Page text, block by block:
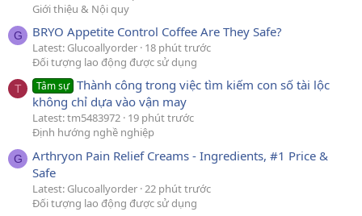
Giới thiệu & Nội quy
G BRYO Appetite Control Coffee Are They Safe?
Latest: Glucoallyorder 18 phút trước
Đối tượng lao động được sử dụng
T Tâm sự Thành công trong việc tìm kiếm con số tài lộc
không chỉ dựa vào vận may
Latest: tm5483972 19 phút trước
Định hướng nghề nghiệp
G
Arthryon Pain Relief Creams - Ingredients, #1 Price &
Safe
Latest: Glucoallyorder 22 phút trước
Đối tượng lao động được sử dụng